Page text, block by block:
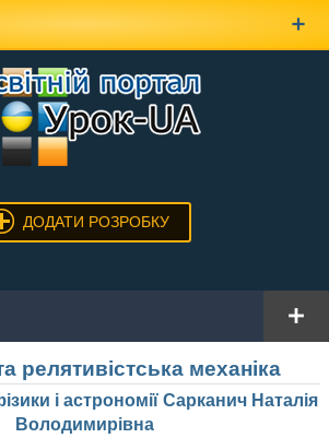
ДОДАТИ РОЗРОБКУ
релятивістська механіка
і астрономії Сарканич Наталія
Володимирівна